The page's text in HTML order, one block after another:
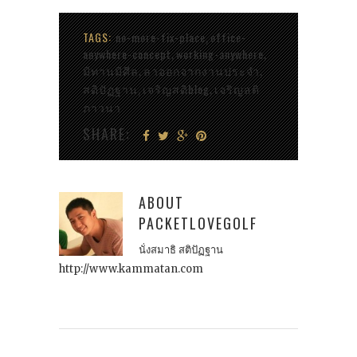
TAGS: no-more-fix-place,office-
anywhere-concept,working-anywhere,
มีทานมีศีล,ลาออกจากงานประจำ,
สติปัฏฐาน,เจริญสติblog,เจริญสติ
ภาวนา
SHARE:
ABOUT
PACKETLOVEGOLF
นั่งสมาธิ สติปัฏฐาน
http://www.kammatan.com